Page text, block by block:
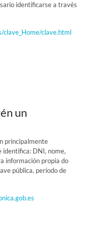
identificarse a través
clave_Home/clave.html
un
principalmente
identifica: DNI, nome,
información propia do
pública, período de